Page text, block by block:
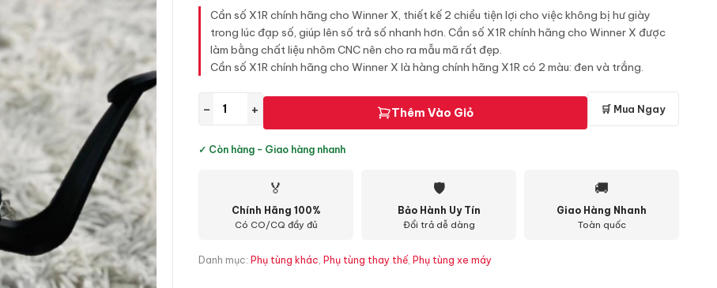
Cần số X1R chính hãng cho Winner X, thiết kế 2 chiều tiện lợi cho việc không bị hư giày
trong lúc đạp số, giúp lên số trả số nhanh hơn. Cần số X1R chính hãng cho Winner X được
làm bằng chất liệu nhôm CNC nên cho ra mẫu mã rất đẹp.
Cần số X1R chính hãng cho Winner X là hàng chính hãng X1R có 2 màu: đen và trắng.
− + Thêm Vào Giỏ 🛒 Mua Ngay
✓ Còn hàng - Giao hàng nhanh
🏅
Chính Hãng 100%
Có CO/CQ đầy đủ
🛡
Bảo Hành Uy Tín
Đổi trả dễ dàng
🚚
Giao Hàng Nhanh
Toàn quốc
Danh mục: Phụ tùng khác, Phụ tùng thay thế, Phụ tùng xe máy